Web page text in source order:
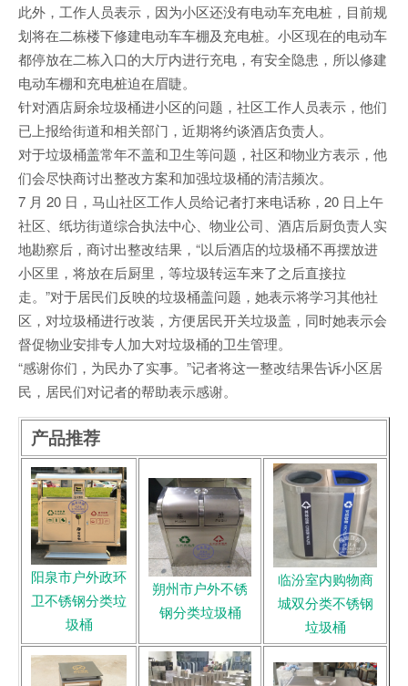
此外，工作人员表示，因为小区还没有电动车充电桩，目前规
划将在二栋楼下修建电动车车棚及充电桩。小区现在的电动车
都停放在二栋入口的大厅内进行充电，有安全隐患，所以修建
电动车棚和充电桩迫在眉睫。
针对酒店厨余垃圾桶进小区的问题，社区工作人员表示，他们
已上报给街道和相关部门，近期将约谈酒店负责人。
对于垃圾桶盖常年不盖和卫生等问题，社区和物业方表示，他
们会尽快商讨出整改方案和加强垃圾桶的清洁频次。
7 月 20 日，马山社区工作人员给记者打来电话称，20 日上午
社区、纸坊街道综合执法中心、物业公司、酒店后厨负责人实
地勘察后，商讨出整改结果，“以后酒店的垃圾桶不再摆放进
小区里，将放在后厨里，等垃圾转运车来了之后直接拉
走。”对于居民们反映的垃圾桶盖问题，她表示将学习其他社
区，对垃圾桶进行改装，方便居民开关垃圾盖，同时她表示会
督促物业安排专人加大对垃圾桶的卫生管理。
“感谢你们，为民办了实事。”记者将这一整改结果告诉小区居
民，居民们对记者的帮助表示感谢。
产品推荐
阳泉市户外政环
卫不锈钢分类垃
圾桶
朔州市户外不锈
钢分类垃圾桶
临汾室内购物商
城双分类不锈钢
垃圾桶